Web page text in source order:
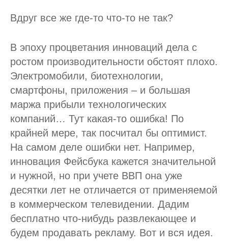
Вдруг все же где-то что-то не так?
В эпоху процветания инноваций дела с
ростом производительности обстоят плохо.
Электромобили, биотехнологии,
смартфоны, приложения – и большая
маржа прибыли технологических
компаний… Тут какая-то ошибка! По
крайней мере, так посчитал бы оптимист.
На самом деле ошибки нет. Например,
инновация Фейсбука кажется значительной
и нужной, но при учете ВВП она уже
десятки лет не отличается от применяемой
в коммерческом телевидении. Дадим
бесплатно что-нибудь развлекающее и
будем продавать рекламу. Вот и вся идея.